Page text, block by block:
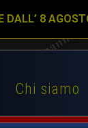
DALL’ 8
Chi siamo